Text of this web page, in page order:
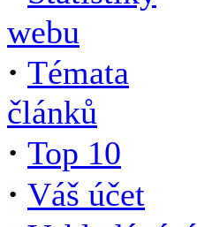
webu
· Témata
článků
· Top 10
· Váš účet